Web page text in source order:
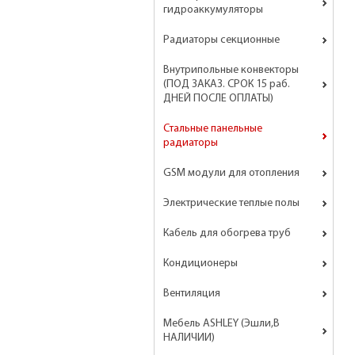
гидроаккумуляторы
Радиаторы секционные
Внутрипольные конвекторы
(ПОД ЗАКАЗ. СРОК 15 раб.
ДНЕЙ ПОСЛЕ ОПЛАТЫ)
Стальные панельные
радиаторы
GSM модули для отопления
Электрические теплые полы
Кабель для обогрева труб
Кондиционеры
Вентиляция
Мебель ASHLEY (Эшли,В
НАЛИЧИИ)